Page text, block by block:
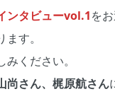
ンタビューvol.1を
す。
ください。
尚さん、梶原航さん